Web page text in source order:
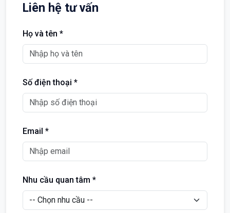
Liên hệ tư vấn
Họ và tên *
Số điện thoại *
Email *
Nhu cầu quan tâm *